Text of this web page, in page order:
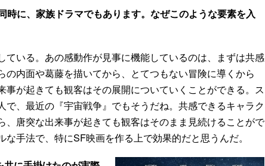
時に、家族ドラマでもあります。なぜこのような要素を入
いる。あの感動作が見事に機能しているのは、まずは共感
の内面や葛藤を描いてから、とてつもない冒険に導くから
事が起きても観客はその展開についていくことができる。ス
で、最近の『宇宙戦争』でもそうだね。共感できるキャラク
、唐突な出来事が起きても観客はそのまま見続けることがで
な手法で、特にSF映画を作る上で効果的だと思うんだ。